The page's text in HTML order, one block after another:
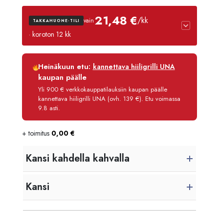
TAKKAHUONE-TILI vain21,48 €/kk
· koroton 12 kk
Luottoaika
12 kk
Korko
Käsittelymaksu
3,90 €/kk
Maksettava yhteensä
257,80 €
Heinäkuun etu: kannettava hiiligrilli UNA
kaupan päälle
Yli 900 € verkkokauppatilauksiin kaupan päälle
kannettava hiiligrilli UNA (ovh. 139 €). Etu voimassa
9.8 asti.
+ toimitus 0,00 €
Kansi kahdella kahvalla
Kansi